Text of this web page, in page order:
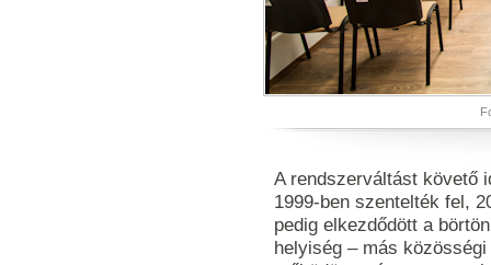
A rendszerváltást követő
1999-ben szentelték fel,
pedig elkezdődött a
helyiség – más